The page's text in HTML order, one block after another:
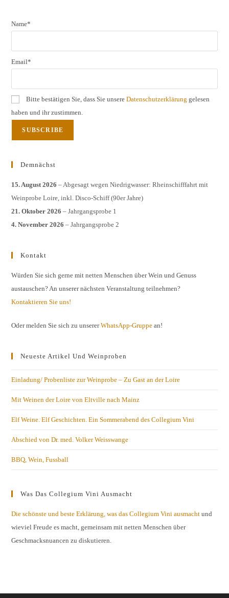
Name*
Email*
Bitte bestätigen Sie, dass Sie unsereDatenschutzerklärung gelesen
haben und ihr zustimmen.
Demnächst
15. August 2026 – Abgesagt wegen Niedrigwasser: Rheinschifffahrt mit
Weinprobe Loire, inkl. Disco-Schiff (90er Jahre)
21. Oktober 2026 – Jahrgangsprobe 1
4. November 2026 – Jahrgangsprobe 2
Kontakt
Würden Sie sich gerne mit netten Menschen über Wein und Genuss
austauschen? An unserer nächsten Veranstaltung teilnehmen?
Kontaktieren Sie uns!
Oder melden Sie sich zu unsererWhatsApp-Gruppe an!
Neueste Artikel Und Weinproben
Einladung/ Probenliste zur Weinprobe – Zu Gast an der Loire
Mit Weinen der Loire von Eltville nach Mainz
Elf Weine. Elf Geschichten. Ein Sommerabend des Collegium Vini
Abschied von Dr. med. Volker Weisswange
BBQ, Wein, Fussball
Was Das Collegium Vini Ausmacht
Die schönste und beste Erklärung, was das Collegium Vini ausmacht und
wieviel Freude es macht, gemeinsam mit netten Menschen über
Geschmacksnuancen zu diskutieren.